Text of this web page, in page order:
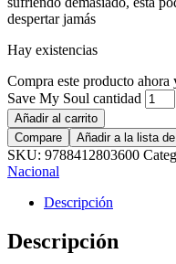
despertar jamás
Hay existencias
Compra este producto ahora
Save My Soul cantidad
Añadir al carrito
Compare
Añadir a la lista
SKU: 9788412803600
Nacional
Descripción
Descripción